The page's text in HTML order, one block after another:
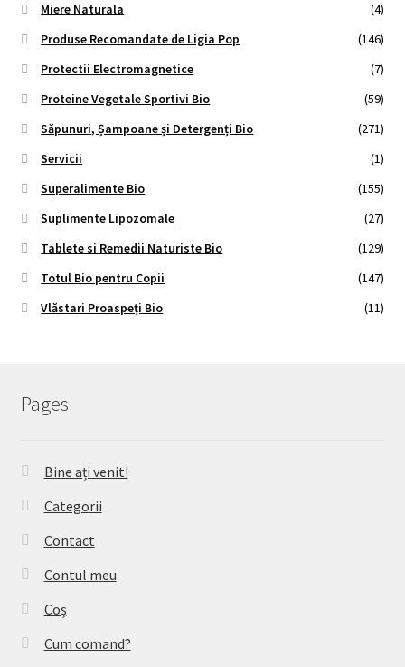
Miere Naturala
(4)
Produse Recomandate de Ligia Pop
(146)
Protectii Electromagnetice
(7)
Proteine Vegetale Sportivi Bio
(59)
Săpunuri, Șampoane și Detergenți Bio
(271)
Servicii
(1)
Superalimente Bio
(155)
Suplimente Lipozomale
(27)
Tablete si Remedii Naturiste Bio
(129)
Totul Bio pentru Copii
(147)
Vlăstari Proaspeți Bio
(11)
Pages
Bine ați venit!
Categorii
Contact
Contul meu
Coș
Cum comand?